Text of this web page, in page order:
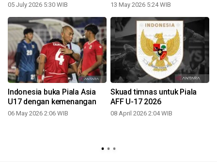
05 July 2026 5:30 WIB 13 May 2026 5:24 WIB
Indonesia buka Piala Asia
U17 dengan kemenangan
06 May 2026 2:06 WIB
Skuad timnas untuk Piala
AFF U-17 2026
08 April 2026 2:04 WIB